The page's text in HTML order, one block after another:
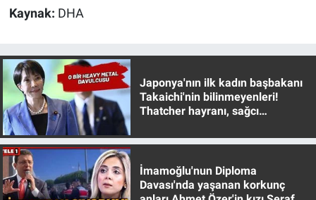
Kaynak: DHA
Japonya'nın ilk kadın başbakanı
Takaichi'nin bilinmeyenleri!
Thatcher hayranı, sağcı
İmamoğlu'nun Diploma
Davası'nda yaşanan korkunç